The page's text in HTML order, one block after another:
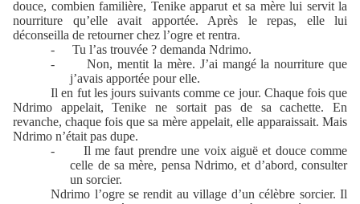
douce, combien familière, Tenike apparut et sa mère lui servit la
nourriture qu’elle avait apportée. Après le repas, elle lui
déconseilla de retourner chez l’ogre et rentra.
-
Tu l’as trouvée ? demanda Ndrimo.
-
Non, mentit la mère. J’ai mangé la nourriture que
j’avais apportée pour elle.
Il en fut les jours suivants comme ce jour. Chaque fois que
Ndrimo appelait, Tenike ne sortait pas de sa cachette. En
revanche, chaque fois que sa mère appelait, elle apparaissait. Mais
Ndrimo n’était pas dupe.
-
Il me faut prendre une voix aiguë et douce comme
celle de sa mère, pensa Ndrimo, et d’abord, consulter
un sorcier.
Ndrimo l’ogre se rendit au village d’un célèbre sorcier. Il